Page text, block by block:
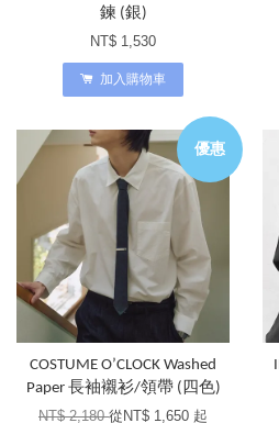
鍊 (銀)
NT$ 1,530
加入購物車
優惠
COSTUME O’CLOCK Washed
Paper 長袖襯衫/領帶 (四色)
NT$ 2,180從 NT$ 1,650 起